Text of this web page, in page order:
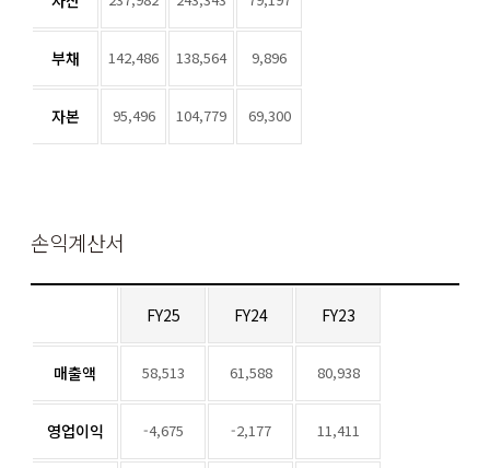
부채 142,486 138,564 9,896
자본 95,496 104,779 69,300
손익계산서
FY25 FY24 FY23
매출액 58,513 61,588 80,938
영업이익 -4,675 -2,177 11,411